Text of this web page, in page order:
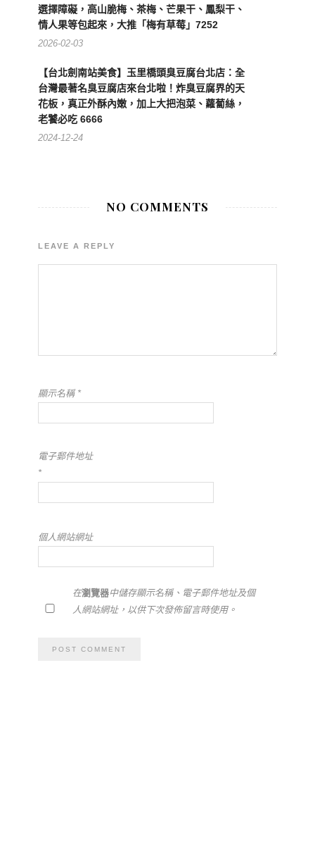
選擇障礙，高山脆梅、茶梅、芒果干、鳳梨干、
情人果等包起來，大推「梅有草莓」7252
2026-02-03
【台北劍南站美食】玉里橋頭臭豆腐台北店：全
台灣最著名臭豆腐店來台北啦！炸臭豆腐界的天
花板，真正外酥內嫩，加上大把泡菜、蘿蔔絲，
老饕必吃 6666
2024-12-24
NO COMMENTS
LEAVE A REPLY
顯示名稱 *
電子郵件地址
*
個人網站網址
在瀏覽器中儲存顯示名稱、電子郵件地址及個
人網站網址，以供下次發佈留言時使用。